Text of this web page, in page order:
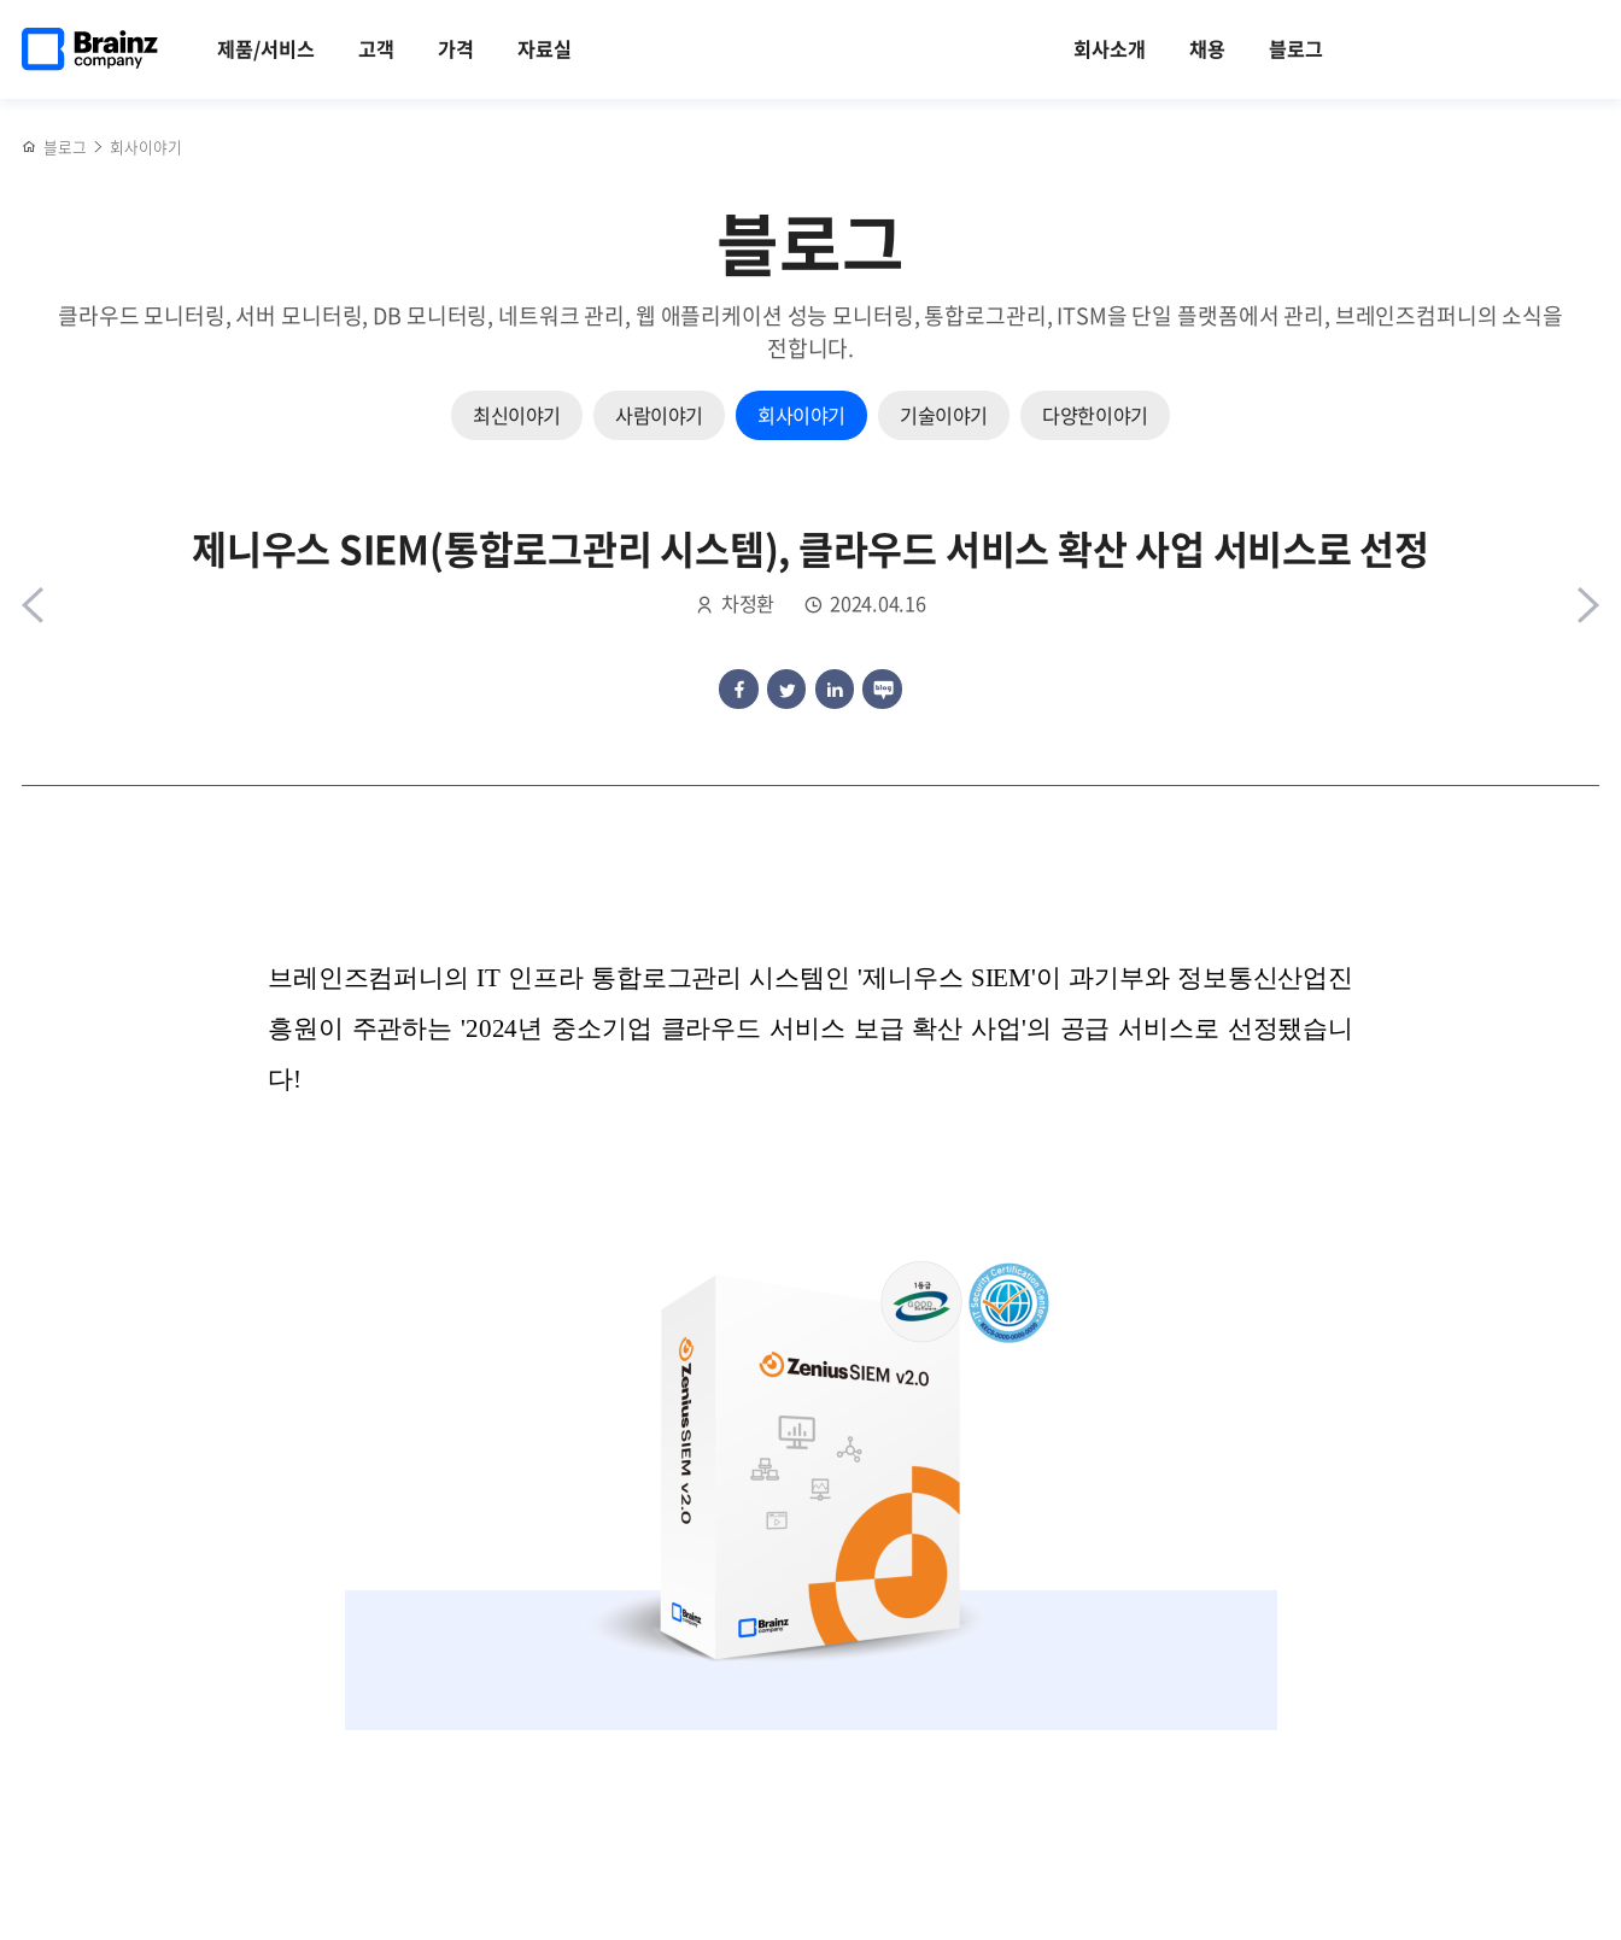
건너뛰기
제품/서비스 고객 가격 자료실 회사소개 채용 블로그
페이지로
블로그 회사이야기
블로그
클라우드 모니터링, 서버 모니터링, DB 모니터링, 네트워크 관리, 웹 애플리케이션 성능 모니터링, 통합로그관리, ITSM을 단일 플랫폼에서 관리, 브레인즈컴퍼니의 소식을
전합니다.
최신이야기 사람이야기 회사이야기 기술이야기 다양한이야기
꾸준히
각광받는
(Zenius)
제니우스 SIEM(통합로그관리 시스템), 클라우드 서비스 확산 사업 서비스로 선정
차정환 2024.04.16
공유하기
공유하기
공유하기
공유하기
근로자의
'CEO가
브레인즈컴퍼니의 IT 인프라 통합로그관리 시스템인 '제니우스 SIEM'이 과기부와 정보통신산업진
흥원이 주관하는 '2024년 중소기업 클라우드 서비스 보급 확산 사업'의 공급 서비스로 선정됐습니
다!